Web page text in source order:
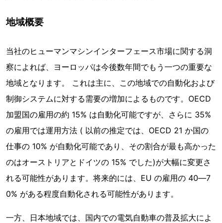
地域概要
当社のヒューマンマシンインターフェース市場に関する洞
察によれば、ヨーロッパは今後数年間でもう一つの重要な
地域となります。 これは主に、この地域での自動化および
制御システムに対する需要の増加によるものです。OECD
加盟国の雇用の約 15% は自動化可能ですが、さらに 35%
の雇用では運用方法 ( 以前の推定では、OECD 21 か国の
仕事の 10% が自動化可能であり、その割合が最も高かった
のはオーストリアとドイツの 15% でした)が大幅に変更さ
れる可能性があります。将来的には、EU の雇用の 40―7
0% がある程度自動化される可能性があります。
一方、日本地域では、国内での電気自動車の普及拡大によ